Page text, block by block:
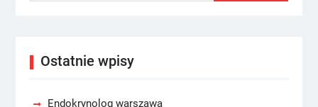
Ostatnie wpisy
Endokrynolog warszawa